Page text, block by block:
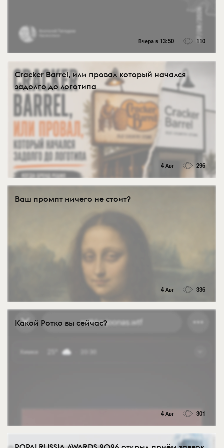
Вчера в 13:50 110
Cracker Barrel, или провал который начался
задолго до логотипа
4 Авг 296
Ваш промпт ничего не стоит?
4 Авг 336
Какой Ротко вы сейчас?
4 Авг 301